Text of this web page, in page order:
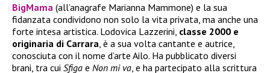
BigMama (all’anagrafe Marianna Mammone) e la sua
fidanzata condividono non solo la vita privata, ma anche una
forte intesa artistica. Lodovica Lazzerini, classe 2000 e
originaria di Carrara , è a sua volta cantante e autrice,
conosciuta con il nome d’arte Ailo. Ha pubblicato diversi
brani, tra cui Sfiga e Non mi va , e ha partecipato alla scrittura